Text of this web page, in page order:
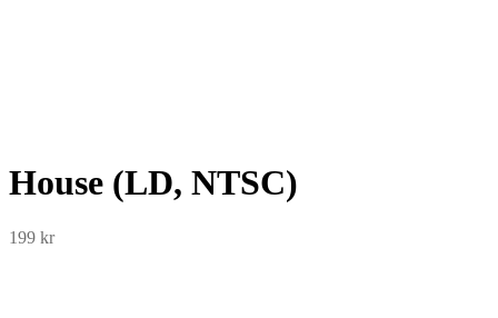
House (LD, NTSC)
199 kr